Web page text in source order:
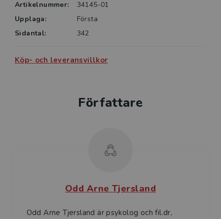
Artikelnummer:
34145-01
Upplaga:
Första
Sidantal:
342
Köp- och leveransvillkor
Författare
Odd Arne Tjersland
Odd Arne Tjersland är psykolog och fil.dr,